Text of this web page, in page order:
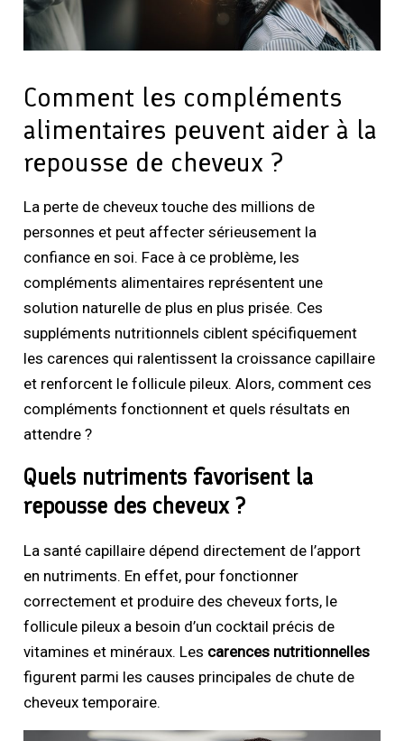
Comment les compléments
alimentaires peuvent aider à la
repousse de cheveux ?
La perte de cheveux touche des millions de
personnes et peut affecter sérieusement la
confiance en soi. Face à ce problème, les
compléments alimentaires représentent une
solution naturelle de plus en plus prisée. Ces
suppléments nutritionnels ciblent spécifiquement
les carences qui ralentissent la croissance capillaire
et renforcent le follicule pileux. Alors, comment ces
compléments fonctionnent et quels résultats en
attendre ?
Quels nutriments favorisent la
repousse des cheveux ?
La santé capillaire dépend directement de l’apport
en nutriments. En effet, pour fonctionner
correctement et produire des cheveux forts, le
follicule pileux a besoin d’un cocktail précis de
vitamines et minéraux. Les carences nutritionnelles
figurent parmi les causes principales de chute de
cheveux temporaire.